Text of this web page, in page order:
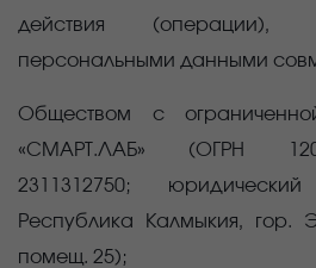
действия
персональными данными
Обществом с ограниченной
«СМАРТ.ЛАБ» (ОГРН
2311312750;
Республика Калмыкия, гор.
помещ. 25);